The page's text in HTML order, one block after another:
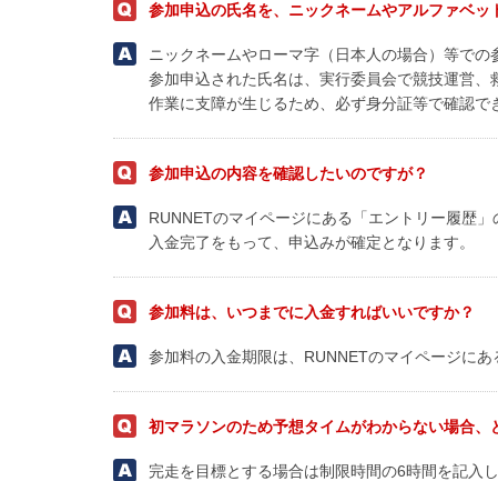
参加申込の氏名を、ニックネームやアルファベ
ニックネームやローマ字（日本人の場合）等での
参加申込された氏名は、実行委員会で競技運営、
作業に支障が生じるため、必ず身分証等で確認で
参加申込の内容を確認したいのですが？
RUNNETのマイページにある「エントリー履歴」
入金完了をもって、申込みが確定となります。
参加料は、いつまでに入金すればいいですか？
参加料の入金期限は、RUNNETのマイページにあ
初マラソンのため予想タイムがわからない場合、
完走を目標とする場合は制限時間の6時間を記入し